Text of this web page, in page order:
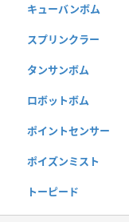
キューバンボム
スプリンクラー
タンサンボム
ロボットボム
ポイントセンサー
ポイズンミスト
トーピード